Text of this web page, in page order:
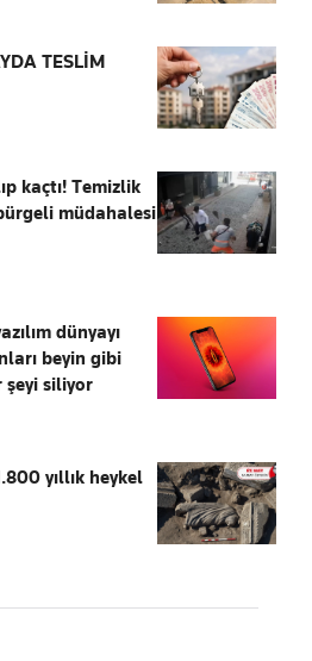
TESLİM
kaçtı! Temizlik
müdahalesi
dünyayı
beyin gibi
şeyi siliyor
yıllık heykel